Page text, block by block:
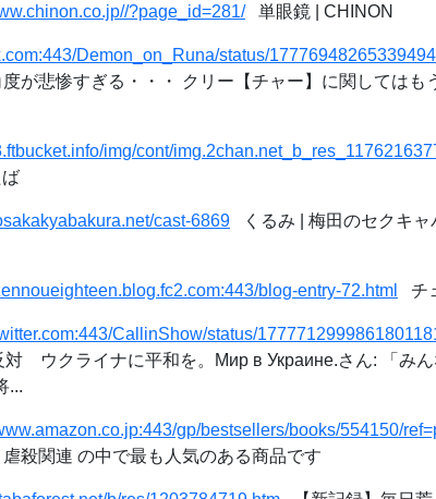
?page_id=281/単眼鏡 | CHINON
Demon_on_Runa/status/
が悲惨すぎる・・・ クリー【チャー】に関してはも
img/cont/
cast-6869 くるみ | 梅田のセクキャ
blog-entry-72.html チ
CallinShow/status/
クライナに平和を。Мир в Украине.さん: 「みん
...
gp/bestsellers/books/554150/
殺関連 の中で最も人気のある商品です